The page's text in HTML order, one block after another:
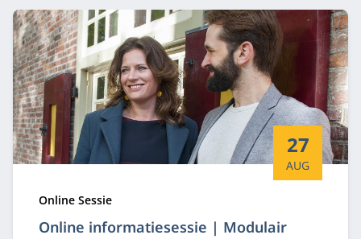
Online informatiesessie | Modulair
Startdatum:
27
AUG
Type:
Online Sessie